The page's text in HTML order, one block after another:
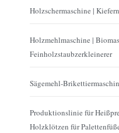
Holzschermaschine |
Holzmehlmaschine |
Feinholzstaubzerkleinerer
Sägemehl-
Produktionslinie für
Holzklötzen für